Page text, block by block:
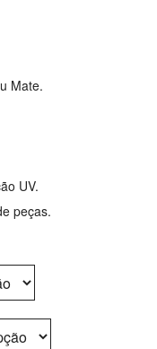
Mate.
UV.
peças.